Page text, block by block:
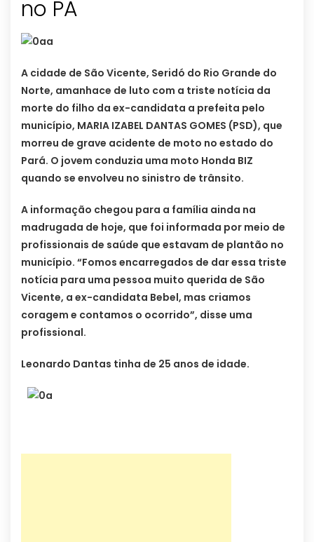
no PA
A cidade de São Vicente, Seridó do Rio Grande do
Norte, amanhace de luto com a triste notícia da
morte do filho da ex-candidata a prefeita pelo
município, MARIA IZABEL DANTAS GOMES (PSD), que
morreu de grave acidente de moto no estado do
Pará. O jovem conduzia uma moto Honda BIZ
quando se envolveu no sinistro de trânsito.
A informação chegou para a família ainda na
madrugada de hoje, que foi informada por meio de
profissionais de saúde que estavam de plantão no
município. “Fomos encarregados de dar essa triste
notícia para uma pessoa muito querida de São
Vicente, a ex-candidata Bebel, mas criamos
coragem e contamos o ocorrido”, disse uma
profissional.
Leonardo Dantas tinha de 25 anos de idade.